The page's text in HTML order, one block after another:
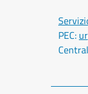
PEC: